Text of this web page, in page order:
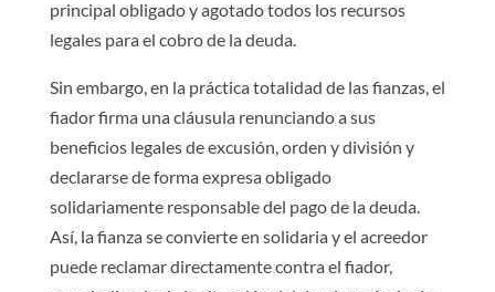
principal obligado y agotado todos los recursos
legales para el cobro de la deuda.
Sin embargo, en la práctica totalidad de las fianzas, el
fiador firma una cláusula renunciando a sus
beneficios legales de excusión, orden y división y
declararse de forma expresa obligado
solidariamente responsable del pago de la deuda.
Así, la fianza se convierte en solidaria y el acreedor
puede reclamar directamente contra el fiador,